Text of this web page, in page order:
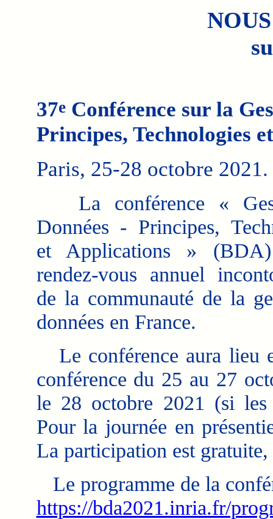
37eConférence sur la
Principes, Technologies
Paris, 25-28 octobre 2021.
La conférence «
Données - Principes,
et Applications »
rendez-vous annuel
de la communauté de la
données en France.
Le conférence aura lieu
conférence du 25 au 27
le 28 octobre 2021 (si les
Pour la journée en
La participation est
Le programme de la
https://bda2021.inria.fr/